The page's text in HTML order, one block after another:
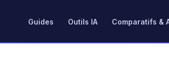
Guides Outils IA Comparatifs &